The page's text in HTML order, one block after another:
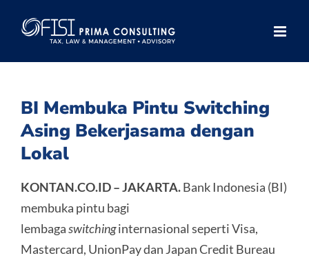
BI Membuka Pintu Switching
Asing Bekerjasama dengan
Lokal
KONTAN.CO.ID –JAKARTA.Bank Indonesia (BI)
membuka pintu bagi
lembagaswitchinginternasional seperti Visa,
Mastercard, UnionPay dan Japan Credit Bureau